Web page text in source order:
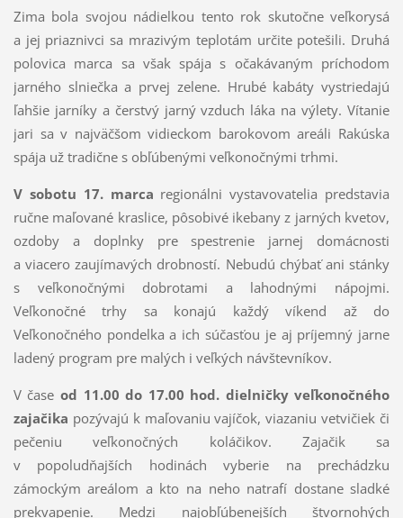
Zima bola svojou nádielkou tento rok skutočne veľkorysá
a jej priaznivci sa mrazivým teplotám určite potešili. Druhá
polovica marca sa však spája s očakávaným príchodom
jarného slniečka a prvej zelene. Hrubé kabáty vystriedajú
ľahšie jarníky a čerstvý jarný vzduch láka na výlety. Vítanie
jari sa v najväčšom vidieckom barokovom areáli Rakúska
spája už tradične s obľúbenými veľkonočnými trhmi.
V sobotu 17. marca regionálni vystavovatelia predstavia
ručne maľované kraslice, pôsobivé ikebany z jarných kvetov,
ozdoby a doplnky pre spestrenie jarnej domácnosti
a viacero zaujímavých drobností. Nebudú chýbať ani stánky
s veľkonočnými dobrotami a lahodnými nápojmi.
Veľkonočné trhy sa konajú každý víkend až do
Veľkonočného pondelka a ich súčasťou je aj príjemný jarne
ladený program pre malých i veľkých návštevníkov.
V čase od 11.00 do 17.00 hod. dielničky veľkonočného
zajačika pozývajú k maľovaniu vajíčok, viazaniu vetvičiek či
pečeniu veľkonočných koláčikov. Zajačik sa
v popoludňajších hodinách vyberie na prechádzku
zámockým areálom a kto na neho natrafí dostane sladké
prekvapenie. Medzi najobľúbenejších štvornohých